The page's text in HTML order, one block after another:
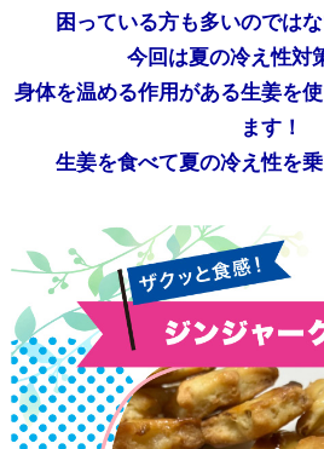
困っている方も多いのでは
今回は夏の冷え性対
身体を温める作用がある生姜を
ます！
生姜を食べて夏の冷え性を